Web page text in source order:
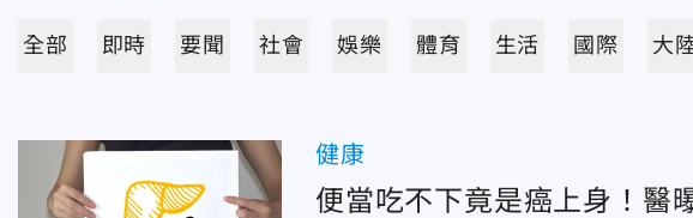
全部 即時 要聞 社會 娛樂 體育 生活 國際 大
健康
便當吃不下竟是癌上身！